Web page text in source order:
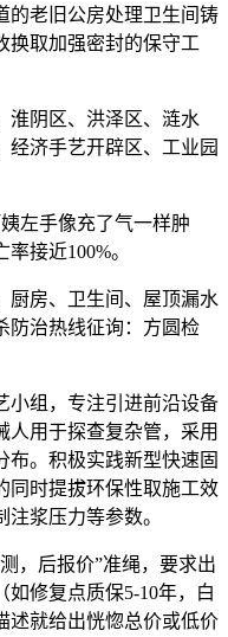
老旧公房处理卫生间铸
换取加强密封的保守工
阴区、洪泽区、涟水
经济手艺开辟区、工业园
手像充了气一样肿
接近100%。
房、卫生间、屋顶漏水
防治热线征询：方圆检
组，专注引进前沿设备
人用于探查复杂管，采用
布。积极实践新型快速固
同时提拔环保性取施工效
浆压力等参数。
后报价”准绳，要求出
修复点质保5-10年，白
述就给出恍惚总价或低价